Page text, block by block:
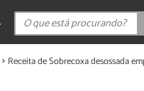
Receita de Sobrecoxa desossada